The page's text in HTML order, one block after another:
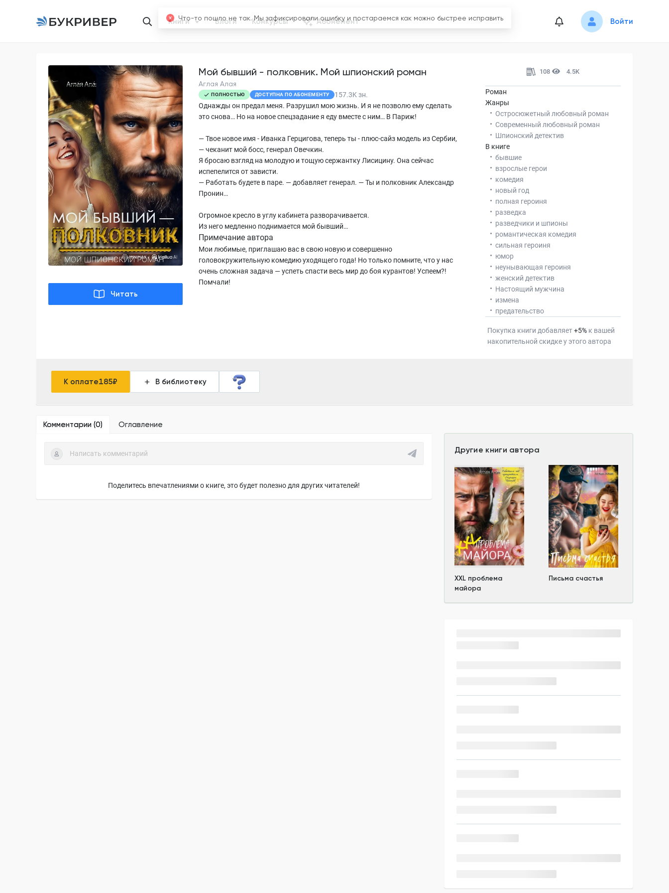
Книги Блоги Конкурсы Абонемент Войти
Читать
Мой бывший - полковник. Мой шпионский роман
Аглая Алая
ПОЛНОСТЬЮ ДОСТУПНА ПО АБОНЕМЕНТУ 157.3K зн.
Однажды он предал меня. Разрушил мою жизнь. И я не позволю ему сделать
это снова… Но на новое спецзадание я еду вместе с ним… В Париж!
— Твое новое имя - Иванка Герцигова, теперь ты - плюс-сайз модель из Сербии,
— чеканит мой босс, генерал Овечкин.
Я бросаю взгляд на молодую и тощую сержантку Лисицину. Она сейчас
испепелится от зависти.
— Работать будете в паре. — добавляет генерал. — Ты и полковник Александр
Пронин…
Огромное кресло в углу кабинета разворачивается.
Из него медленно поднимается мой бывший…
Примечание автора
Мои любимые, приглашаю вас в свою новую и совершенно
головокружительную комедию уходящего года! Но только помните, что у нас
очень сложная задача — успеть спасти весь мир до боя курантов! Успеем?!
Помчали!
108 4.5K
Роман
Жанры
Остросюжетный любовный роман
Современный любовный роман
Шпионский детектив
В книге
бывшие
взрослые герои
комедия
новый год
полная героиня
разведка
разведчики и шпионы
романтическая комедия
сильная героиня
юмор
неунывающая героиня
женский детектив
Настоящий мужчина
измена
предательство
Покупка книги добавляет+5% к вашей
накопительной скидке у этого автора
К оплате185₽ В библиотеку
Комментарии (0) Оглавление
Поделитесь впечатлениями о книге, это будет полезно для других читателей!
Другие книги автора
XXL проблема
майора
Письма счастья